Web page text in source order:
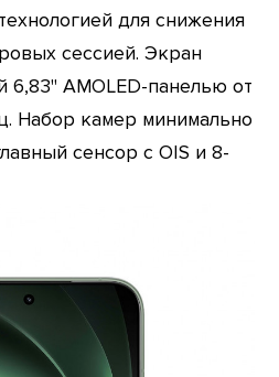
для снижения
сессией. Экран
6,83" AMOLED-панелью от
Набор камер минимально
сенсор с OIS и 8-